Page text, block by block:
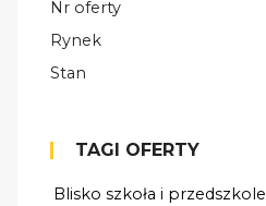
Nr oferty
Rynek
Stan
TAGI OFERTY
Blisko szkoła i przedszkole